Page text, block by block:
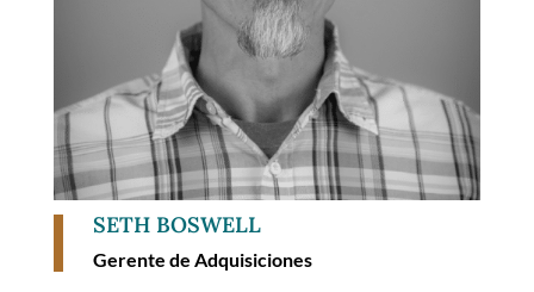
SETH BOSWELL
Gerente de Adquisiciones